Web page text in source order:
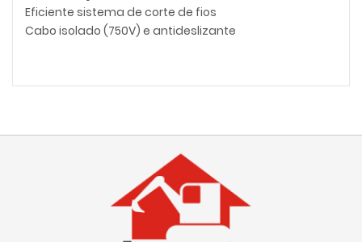
Eficiente sistema de corte de fios
Cabo isolado (750V) e antideslizante